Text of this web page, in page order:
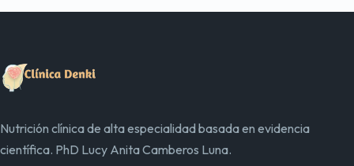
Nutrición clínica de alta especialidad basada en evidencia
científica. PhD Lucy Anita Camberos Luna.